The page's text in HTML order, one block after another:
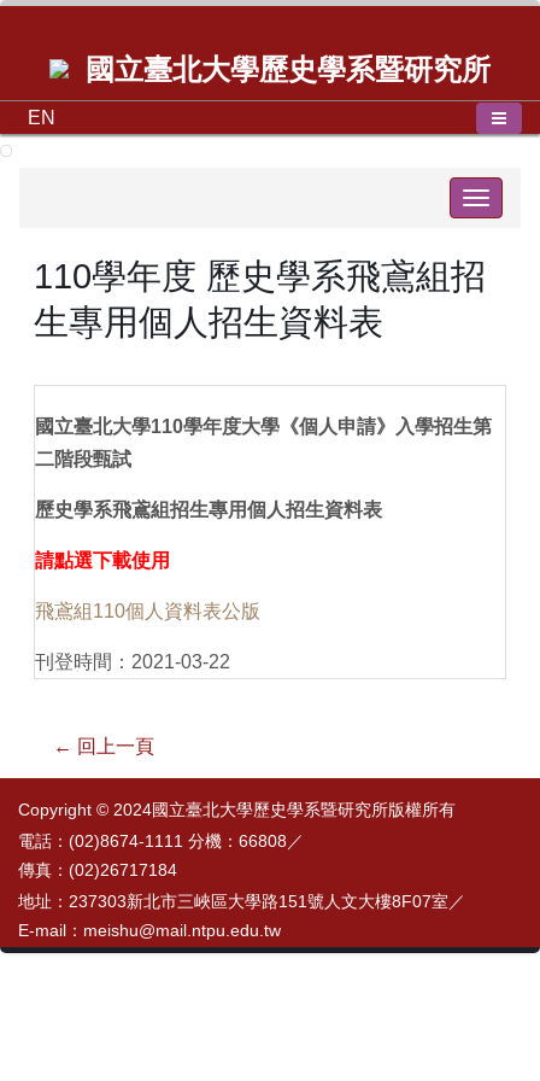
國立臺北大學歷史學系暨研究所
EN
Toggle
110學年度 歷史學系飛鳶組招
生專用個人招生資料表
國立臺北大學110學年度大學《個人申請》入學招生第
二階段甄試
歷史學系飛鳶組招生專用個人招生資料表
請點選下載使用
飛鳶組110個人資料表公版
刊登時間：2021-03-22
← 回上一頁
Copyright © 2024國立臺北大學歷史學系暨研究所版權所有
電話：(02)8674-1111 分機：66808／
傳真：(02)26717184
地址：237303新北市三峽區大學路151號人文大樓8F07室／
E-mail：meishu@mail.ntpu.edu.tw